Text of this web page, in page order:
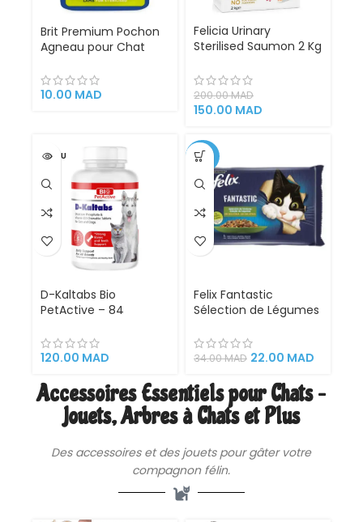
Brit Premium Pochon
Agneau pour Chat
Nourriture humide
complète en sauce,
10.00 MAD
Felicia Urinary
Sterilised Saumon 2 Kg
Hypoallergéniques
pour Chat Stérilisé |
Santé Urinaire &
200.00MAD
150.00 MAD
VENDU
D-Kaltabs Bio
PetActive – 84
Vitamine D3 pour
Chats et Chiens |
Lactation, Os &
Articulations
120.00 MAD
-35%
Felix Fantastic
Sélection de Légumes
Chats – 4x85g |
Tendres Morceaux de
Aliment Complet
Riche en Nutriments
Essentiels
34.00MAD 22.00 MAD
Accessoires Essentiels pour Chats –
Jouets, Arbres à Chats et Plus
Des accessoireset des jouets pour gâter votre
compagnon félin.